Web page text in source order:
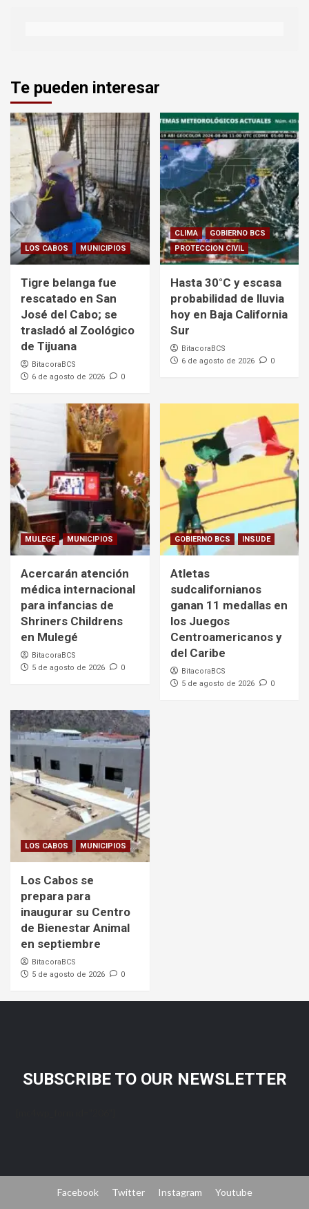
Te pueden interesar
LOS CABOS MUNICIPIOS
Tigre belanga fue
rescatado en San
José del Cabo; se
trasladó al Zoológico
de Tijuana
BitacoraBCS
6 de agosto de 2026
0
CLIMA
GOBIERNO BCS
PROTECCION CIVIL
Hasta 30°C y escasa
probabilidad de lluvia
hoy en Baja California
Sur
BitacoraBCS
6 de agosto de 2026
0
MULEGE MUNICIPIOS
Acercarán atención
médica internacional
para infancias de
Shriners Childrens
en Mulegé
BitacoraBCS
5 de agosto de 2026
0
GOBIERNO BCS INSUDE
Atletas
sudcalifornianos
ganan 11 medallas en
los Juegos
Centroamericanos y
del Caribe
BitacoraBCS
5 de agosto de 2026
0
LOS CABOS MUNICIPIOS
Los Cabos se
prepara para
inaugurar su Centro
de Bienestar Animal
en septiembre
BitacoraBCS
5 de agosto de 2026
0
SUBSCRIBE TO OUR NEWSLETTER
Facebook Twitter Instagram Youtube